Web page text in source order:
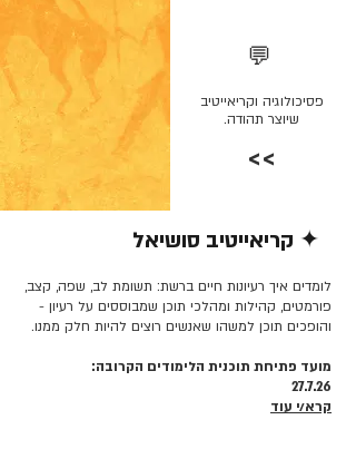
💬
פסיכולוגיה וקריאייטיב
שיוצר תהודה.
>>
✦ קריאייטיב סושיאל
לומדים איך רעיונות חיים ברשת: תשומת לב, שפה, קצב,
פורמטים, קהילות ומהלכי תוכן שמבוססים על רעיון -
והופכים תוכן למשהו שאנשים רוצים להיות חלק ממנו.
מועד פתיחת תוכנית הלימודים הקרובה:
27.7.26
קרא/י עוד